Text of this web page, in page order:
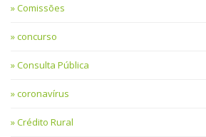
Comissões
concurso
Consulta Pública
coronavírus
Crédito Rural